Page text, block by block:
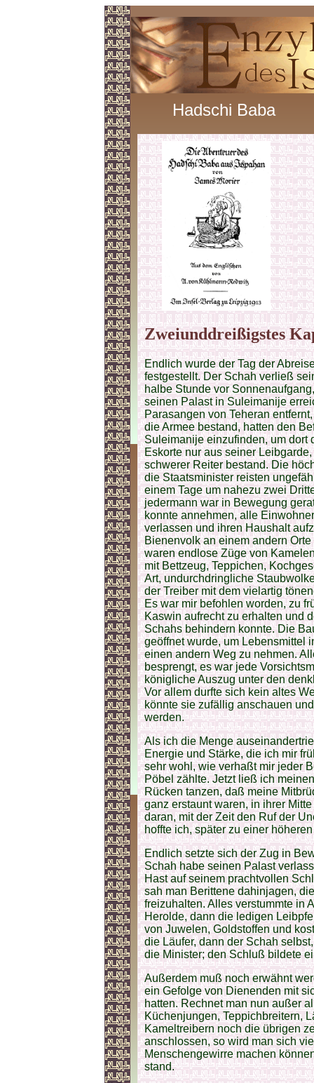
Hadschi Baba
Zweiunddreißigstes
Endlich wurde der Tag der
festgestellt. Der Schah verließ
halbe Stunde vor
seinen Palast in Suleimanije
Parasangen von Teheran
die Armee bestand, hatten den
Suleimanije einzufinden, um dort
Eskorte nur aus seiner
schwerer Reiter bestand. Die
die Staatsminister reisten
einem Tage um nahezu zwei
jedermann war in Bewegung
konnte annehmen, alle
verlassen und ihren Haushalt
Bienenvolk an einem andern
waren endlose Züge von
mit Bettzeug, Teppichen,
Art, undurchdringliche
der Treiber mit dem vielartig
Es war mir befohlen worden, zu
Kaswin aufrecht zu erhalten und
Schahs behindern konnte. Die
geöffnet wurde, um Lebensmittel
einen andern Weg zu nehmen.
besprengt, es war jede
königliche Auszug unter den
Vor allem durfte sich kein altes
könnte sie zufällig anschauen
werden.
Als ich die Menge
Energie und Stärke, die ich mir
sehr wohl, wie verhaßt mir jeder
Pöbel zählte. Jetzt ließ ich
Rücken tanzen, daß meine
ganz erstaunt waren, in ihrer
daran, mit der Zeit den Ruf der
hoffte ich, später zu einer
Endlich setzte sich der Zug in
Schah habe seinen Palast
Hast auf seinem prachtvollen
sah man Berittene dahinjagen,
freizuhalten. Alles verstummte in
Herolde, dann die ledigen
von Juwelen, Goldstoffen und
die Läufer, dann der Schah
die Minister; den Schluß bildete
Außerdem muß noch erwähnt
ein Gefolge von Dienenden mit
hatten. Rechnet man nun außer
Küchenjungen, Teppichbreitern,
Kameltreibern noch die übrigen
anschlossen, so wird man sich
Menschengewirre machen
stand.